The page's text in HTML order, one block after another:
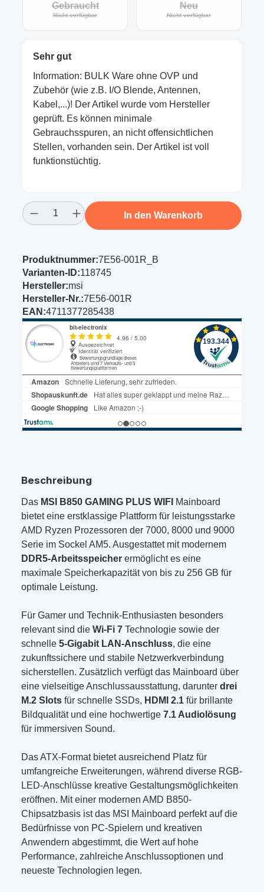
Gebraucht
Nicht verfügbar(Diese Option ist zurzeit nicht verfügbar.)
Neu
Nicht verfügbar(Diese Option ist
Sehr gut
Information: BULK Ware ohne OVP und
Zubehör (wie z.B. I/O Blende, Antennen,
Kabel,...)! Der Artikel wurde vom Hersteller
geprüft. Es können minimale
Gebrauchsspuren, an nicht offensichtlichen
Stellen, vorhanden sein. Der Artikel ist voll
funktionstüchtig.
Produkt Anzahl: Gib den gewünschten
In den Warenkorb
Produktnummer:7E56-001R_B
Varianten-ID:118745
Hersteller:msi
Hersteller-Nr.:7E56-001R
EAN:4711377285438
Beschreibung
Das MSI B850 GAMING PLUS WIFI Mainboard
bietet eine erstklassige Plattform für leistungsstarke
AMD Ryzen Prozessoren der 7000, 8000 und 9000
Serie im Sockel AM5. Ausgestattet mit modernem
DDR5-Arbeitsspeicher ermöglicht es eine
maximale Speicherkapazität von bis zu 256 GB für
optimale Leistung.
Für Gamer und Technik-Enthusiasten besonders
relevant sind die Wi-Fi 7 Technologie sowie der
schnelle 5-Gigabit LAN-Anschluss, die eine
zukunftssichere und stabile Netzwerkverbindung
sicherstellen. Zusätzlich verfügt das Mainboard über
eine vielseitige Anschlussausstattung, darunter drei
M.2 Slots für schnelle SSDs, HDMI 2.1 für brillante
Bildqualität und eine hochwertige 7.1 Audiolösung
für immersiven Sound.
Das ATX-Format bietet ausreichend Platz für
umfangreiche Erweiterungen, während diverse RGB-
LED-Anschlüsse kreative Gestaltungsmöglichkeiten
eröffnen. Mit einer modernen AMD B850-
Chipsatzbasis ist das MSI Mainboard perfekt auf die
Bedürfnisse von PC-Spielern und kreativen
Anwendern abgestimmt, die Wert auf hohe
Performance, zahlreiche Anschlussoptionen und
neueste Technologien legen.